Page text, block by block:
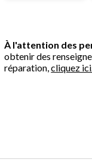
À l'attention des
obtenir des
réparation,cliquez ici.